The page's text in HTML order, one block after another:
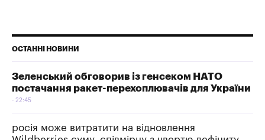
ОСТАННІ НОВИНИ
Зеленський обговорив із генсеком НАТО
постачання ракет-перехоплювачів для України
22:45
росія може витратити на відновлення